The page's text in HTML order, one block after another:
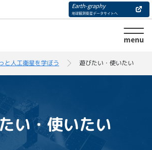
Earth-graphy
地球観測衛星データサイトへ
menu
と人工衛星を学ぼう 遊びたい・使いたい
い・使いたい